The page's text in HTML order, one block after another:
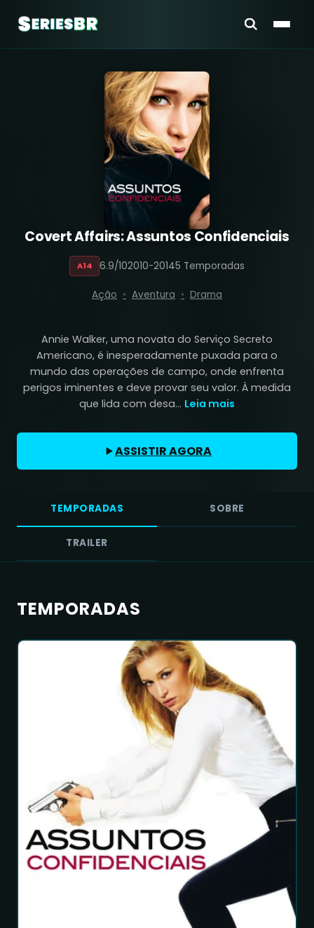
Covert Affairs: Assuntos Confidenciais
A14 6.9/102010-20145 Temporadas
Ação Aventura Drama
Annie Walker, uma novata do Serviço Secreto
Americano, é inesperadamente puxada para o
mundo das operações de campo, onde enfrenta
perigos iminentes e deve provar seu valor. À medida
que lida com desa... Leia mais
ASSISTIR AGORA
TEMPORADAS SOBRE
TRAILER
TEMPORADAS